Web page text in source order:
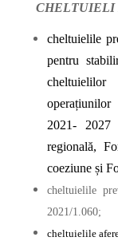
cheltuielile
pentru
2021- 2027
regională,
coeziune și
cheltuielile
2021/1.060;
cheltuielile